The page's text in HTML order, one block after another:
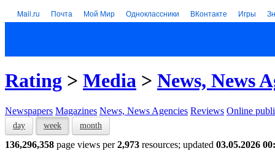
Mail.ru Почта Мой Мир Одноклассники ВКонтакте Игры
Rating > Media > News, News
Newspapers Magazines News, News Agencies Reviews Online
day week month
136,296,358 page views per2,973 resources; updated 03.05.2026